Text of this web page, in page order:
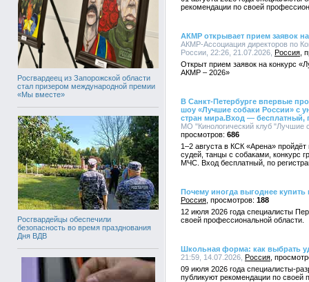
Росгвардеец из Запорожской области
стал призером международной премии
«Мы вместе»
Росгвардейцы обеспечили
безопасность во время празднования
Дня ВДВ
рекомендации по своей
АКМР открывает прием заявок
АКМР-Ассоциация директоров по
России, 22:26, 21.07.2026, Россия
Открыт прием заявок на конкурс
АКМР – 2026»
В Санкт-Петербурге впервые
шоу «Лучшие собаки России» с
стран мира.Вход — бесплатный,
МО "Кинологический клуб "Лучшие
686
1–2 августа в КСК «Арена»
судей, танцы с собаками, конкурс
МЧС. Вход бесплатный, по
Почему иногда выгоднее
Россия
188
12 июля 2026 года специалисты
своей профессиональной области.
Школьная форма: как выбрать
21:59, 14.07.2026, Россия
09 июля 2026 года специалисты-
публикуют рекомендации по своей